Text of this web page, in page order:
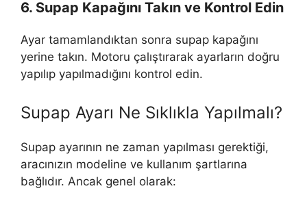
6. Supap Kapağını Takın ve Kontrol Edin
Ayar tamamlandıktan sonra supap kapağını
yerine takın. Motoru çalıştırarak ayarların doğru
yapılıp yapılmadığını kontrol edin.
Supap Ayarı Ne Sıklıkla Yapılmalı?
Supap ayarının ne zaman yapılması gerektiği,
aracınızın modeline ve kullanım şartlarına
bağlıdır. Ancak genel olarak: